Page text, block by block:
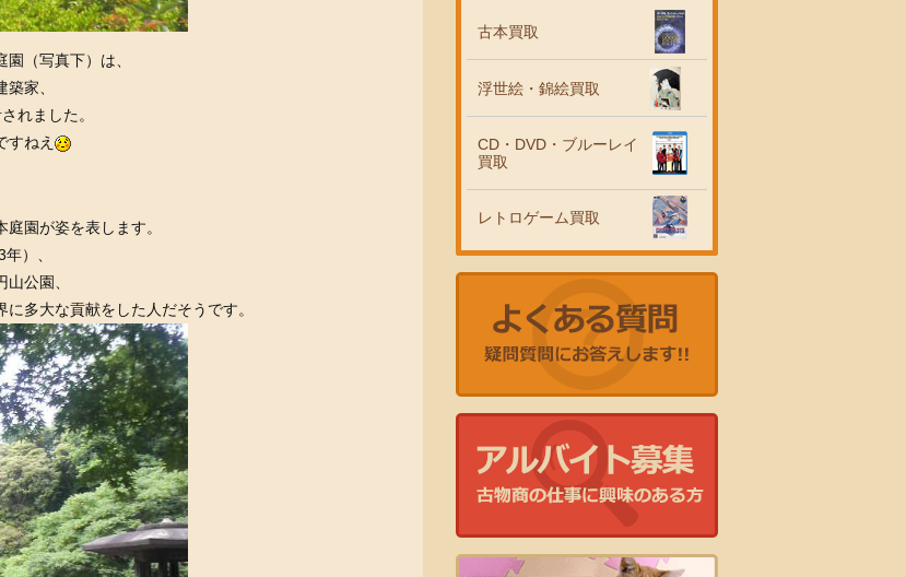
（写真下）は、
家、
れました。
すねえ
園が姿を表します。
）、
公園、
多大な貢献をした人だそうです。
古本買取
浮世絵・錦絵買取
CD・DVD・ブルーレイ
買取
レトロゲーム買取